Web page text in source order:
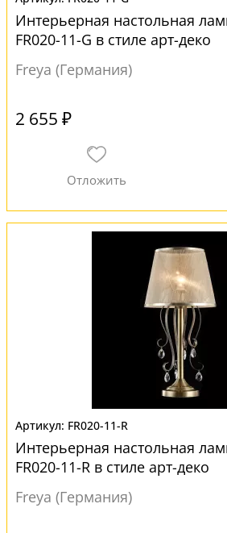
Интерьерная настольная
FR020-11-G в стиле арт-деко
Freya (Германия)
2 655 ₽
FR020-11-R
Интерьерная настольная
FR020-11-R в стиле арт-деко
Freya (Германия)